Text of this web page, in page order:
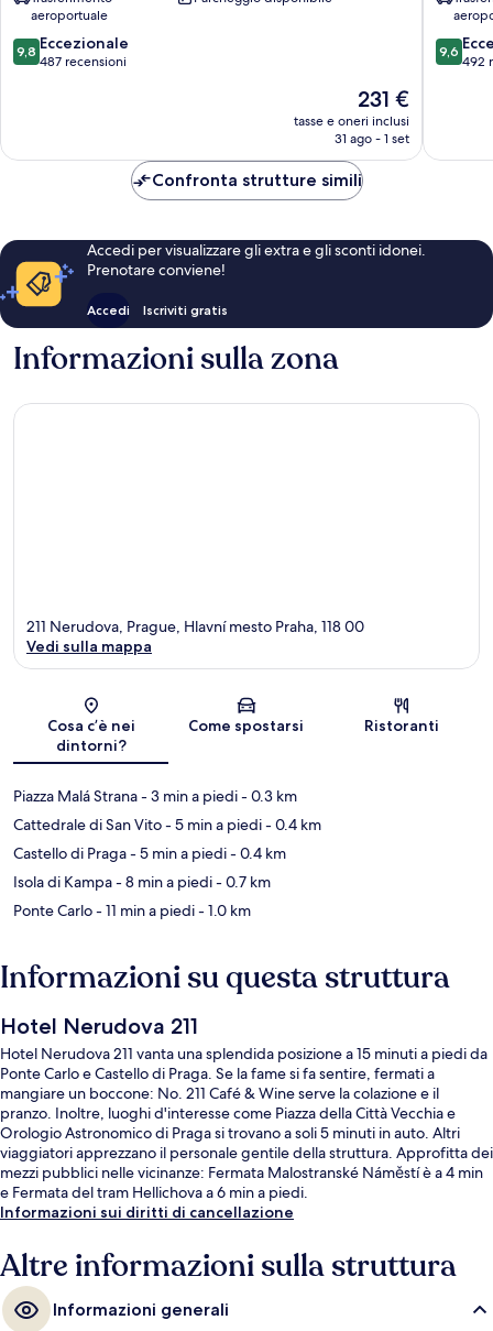
città
di
Praga
aeroportuale
9.8
su
9,8 Eccezionale
487 recensioni
Il
prezzo
attuale
231 €
231 €
tasse e oneri inclusi
31 ago - 1 set
città
di
Praga
9.6
su
9,6
492
Confronta strutture simili
Accedi per visualizzare gli extra e gli sconti idonei.
Prenotare conviene!
Accedi Iscriviti gratis
Informazioni sulla zona
Mappa
211 Nerudova, Prague, Hlavní mesto Praha, 118 00
Vedi sulla mappa
Cosa c’è nei
dintorni?
Come spostarsi Ristoranti
Piazza Malá Strana- 3 min a piedi- 0.3 km
Cattedrale di San Vito- 5 min a piedi- 0.4 km
Castello di Praga- 5 min a piedi- 0.4 km
Isola di Kampa- 8 min a piedi- 0.7 km
Ponte Carlo- 11 min a piedi- 1.0 km
Informazioni su questa struttura
Hotel Nerudova 211
Hotel Nerudova 211 vanta una splendida posizione a 15 minuti a piedi da
Ponte Carlo e Castello di Praga. Se la fame si fa sentire, fermati a
mangiare un boccone: No. 211 Café & Wine serve la colazione e il
pranzo. Inoltre, luoghi d'interesse come Piazza della Città Vecchia e
Orologio Astronomico di Praga si trovano a soli 5 minuti in auto. Altri
viaggiatori apprezzano il personale gentile della struttura. Approfitta dei
mezzi pubblici nelle vicinanze: Fermata Malostranské Náměstí è a 4 min
e Fermata del tram Hellichova a 6 min a piedi.
Informazioni sui diritti di cancellazione
Altre informazioni sulla struttura
Informazioni generali